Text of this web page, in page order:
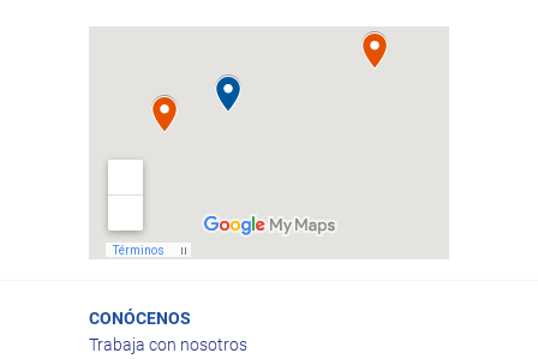
CONÓCENOS
Trabaja con nosotros